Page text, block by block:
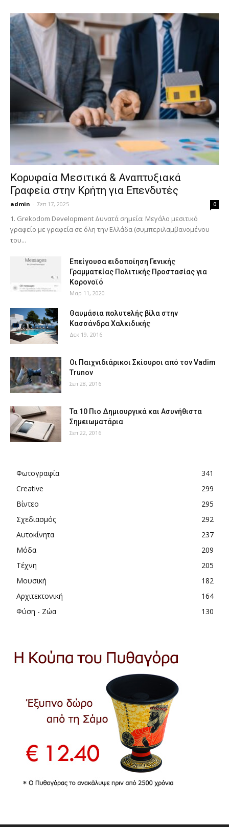
Κορυφαία Μεσιτικά & Αναπτυξιακά
Γραφεία στην Κρήτη για Επενδυτές
admin - Σεπ 17, 2025 0
1. Grekodom Development Δυνατά σημεία: Μεγάλο μεσιτικό
γραφείο με γραφεία σε όλη την Ελλάδα (συμπεριλαμβανομένου
του...
Επείγουσα ειδοποίηση Γενικής
Γραμματείας Πολιτικής Προστασίας για
Κορονοϊό
Μαρ 11, 2020
Θαυμάσια πολυτελής βίλα στην
Κασσάνδρα Χαλκιδικής
Δεκ 19, 2016
Οι Παιχνιδιάρικοι Σκίουροι από τον Vadim
Trunov
Σεπ 28, 2016
Τα 10 Πιο Δημιουργικά και Ασυνήθιστα
Σημειωματάρια
Σεπ 22, 2016
Φωτογραφία
341
Creative
299
Βίντεο
295
Σχεδιασμός
292
Αυτοκίνητα
237
Μόδα
209
Τέχνη
205
Μουσική
182
Αρχιτεκτονική
164
Φύση - Ζώα
130